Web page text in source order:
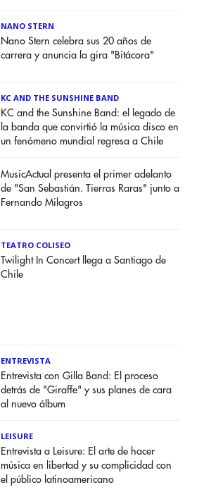
NANO STERN
Nano Stern celebra sus 20 años de
carrera y anuncia la gira "Bitácora"
KC AND THE SUNSHINE BAND
KC and the Sunshine Band: el legado de
la banda que convirtió la música disco en
un fenómeno mundial regresa a Chile
MusicActual presenta el primer adelanto
de "San Sebastián. Tierras Raras" junto a
Fernando Milagros
TEATRO COLISEO
Twilight In Concert llega a Santiago de
Chile
ENTREVISTA
Entrevista con Gilla Band: El proceso
detrás de "Giraffe" y sus planes de cara
al nuevo álbum
LEISURE
Entrevista a Leisure: El arte de hacer
música en libertad y su complicidad con
el público latinoamericano